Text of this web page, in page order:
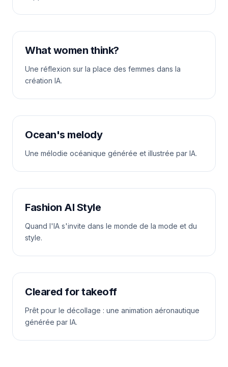
What women think?
Une réflexion sur la place des femmes dans la
création IA.
Ocean's melody
Une mélodie océanique générée et illustrée par IA.
Fashion AI Style
Quand l'IA s'invite dans le monde de la mode et du
style.
Cleared for takeoff
Prêt pour le décollage : une animation aéronautique
générée par IA.